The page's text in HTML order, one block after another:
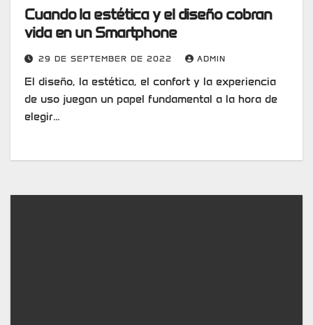
Cuando la estética y el diseño cobran
vida en un Smartphone
29 DE SEPTEMBER DE 2022 ADMIN
El diseño, la estética, el confort y la experiencia
de uso juegan un papel fundamental a la hora de
elegir…